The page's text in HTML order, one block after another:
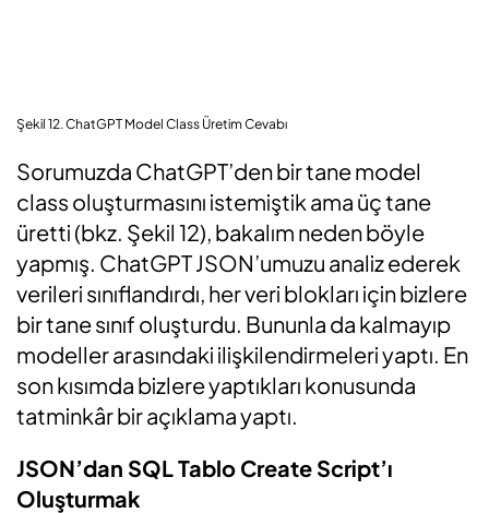
Şekil 12. ChatGPT Model Class Üretim Cevabı
Sorumuzda ChatGPT’den bir tane model
class oluşturmasını istemiştik ama üç tane
üretti (bkz. Şekil 12), bakalım neden böyle
yapmış. ChatGPT JSON’umuzu analiz ederek
verileri sınıflandırdı, her veri blokları için bizlere
bir tane sınıf oluşturdu. Bununla da kalmayıp
modeller arasındaki ilişkilendirmeleri yaptı. En
son kısımda bizlere yaptıkları konusunda
tatminkâr bir açıklama yaptı.
JSON’dan SQL Tablo Create Script’ı
Oluşturmak